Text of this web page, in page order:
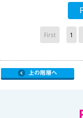
First 1